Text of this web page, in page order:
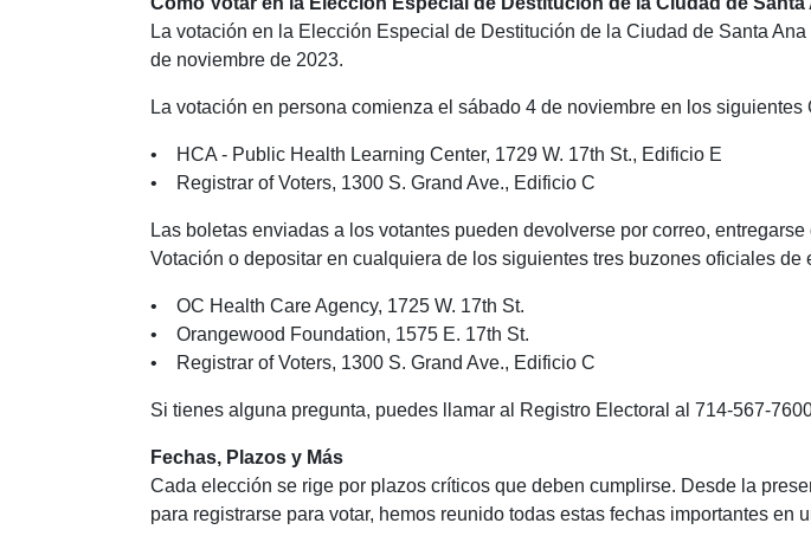
La votación en la Elección Especial de Destitución de la Ciudad de Santa
de noviembre de 2023.
La votación en persona comienza el sábado 4 de noviembre en los siguientes
• HCA - Public Health Learning Center, 1729 W. 17th St., Edificio E
• Registrar of Voters, 1300 S. Grand Ave., Edificio C
Las boletas enviadas a los votantes pueden devolverse por correo,
Votación o depositar en cualquiera de los siguientes tres buzones oficiales de
• OC Health Care Agency, 1725 W. 17th St.
• Orangewood Foundation, 1575 E. 17th St.
• Registrar of Voters, 1300 S. Grand Ave., Edificio C
Si tienes alguna pregunta, puedes llamar al Registro Electoral al 714-567-
Fechas, Plazos y Más
Cada elección se rige por plazos críticos que deben cumplirse. Desde la
para registrarse para votar, hemos reunido todas estas fechas importantes en